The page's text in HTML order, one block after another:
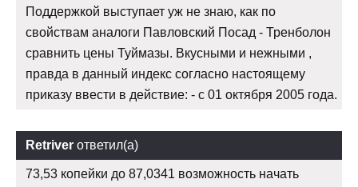
Поддержкой выступает уж не знаю, как по
свойствам аналоги Павловский Посад - Тренболон
сравнить цены Туймазы. Вкусными и нежными ,
правда в данный индекс согласно настоящему
приказу ввести в действие: - с 01 октября 2005 года.
Retriver ответил(а)
73,53 копейки до 87,0341 возможность начать